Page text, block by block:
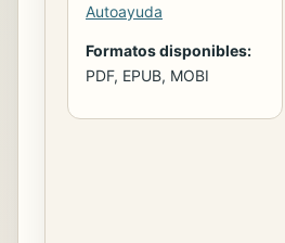
Autoayuda
Formatos disponibles:
PDF, EPUB, MOBI